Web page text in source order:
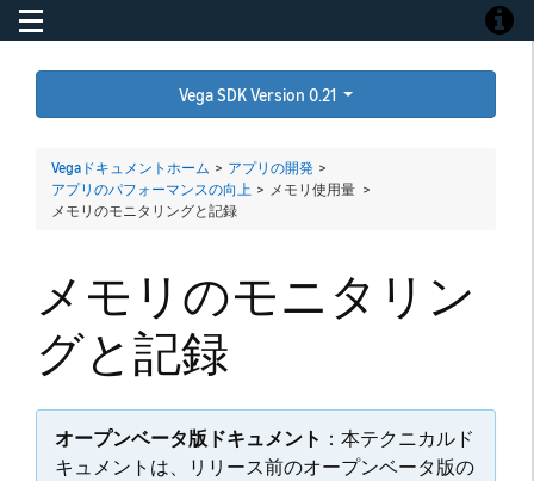
Toggle navigation
Vega SDK Version 0.21
Vegaドキュメントホーム > アプリの開発 >
アプリのパフォーマンスの向上 > メモリ使用量 >
メモリのモニタリングと記録
メモリのモニタリン
グと記録
オープンベータ版ドキュメント ：本テクニカルド
キュメントは、リリース前のオープンベータ版の